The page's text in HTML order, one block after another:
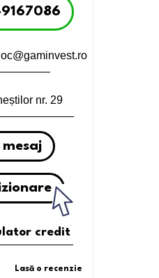
nr. 29
credit
Lasă o recenzie